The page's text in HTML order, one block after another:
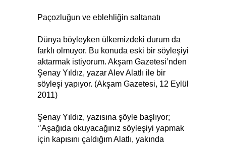
Paçozluğun ve eblehliğin saltanatı
Dünya böyleyken ülkemizdeki durum da
farklı olmuyor. Bu konuda eski bir söyleşiyi
aktarmak istiyorum. Akşam Gazetesi’nden
Şenay Yıldız, yazar Alev Alatlı ile bir
söyleşi yapıyor. (Akşam Gazetesi, 12 Eylül
2011)
Şenay Yıldız, yazısına şöyle başlıyor;
‘’Aşağıda okuyacağınız söyleşiyi yapmak
için kapısını çaldığım Alatlı, yakında